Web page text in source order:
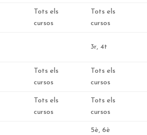
Tots els
cursos
Tots els
cursos
3r, 4t
Tots els
cursos
Tots els
cursos
Tots els
cursos
Tots els
cursos
5è, 6è